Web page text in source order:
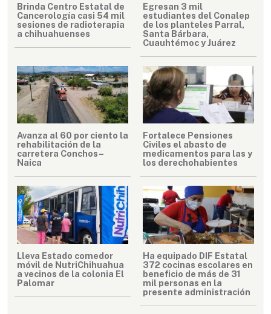
Brinda Centro Estatal de
Cancerología casi 54 mil
sesiones de radioterapia
a chihuahuenses
Egresan 3 mil
estudiantes del Conalep
de los planteles Parral,
Santa Bárbara,
Cuauhtémoc y Juárez
Avanza al 60 por ciento la
rehabilitación de la
carretera Conchos–
Naica
Fortalece Pensiones
Civiles el abasto de
medicamentos para las y
los derechohabientes
Lleva Estado comedor
móvil de NutriChihuahua
a vecinos de la colonia El
Palomar
Ha equipado DIF Estatal
372 cocinas escolares en
beneficio de más de 31
mil personas en la
presente administración